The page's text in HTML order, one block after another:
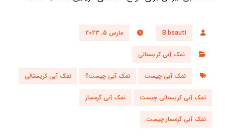
B.beauti مارس 5, 2023
نمک آبی کریستالی
نمک آبی چیست نمک آبی چیست؟ نمک آبی کریستالی
نمک آبی کریستالی چیست نمک آبی گرمسار
نمک آبی گرمسار چیست